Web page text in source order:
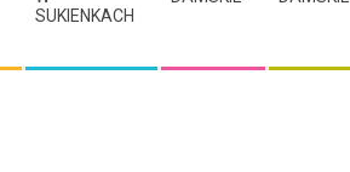
SUKIENKACH